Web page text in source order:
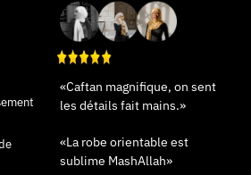
«Caftan magnifique, on sent
les détails fait mains.»
«La robe orientable est
sublime MashAllah»